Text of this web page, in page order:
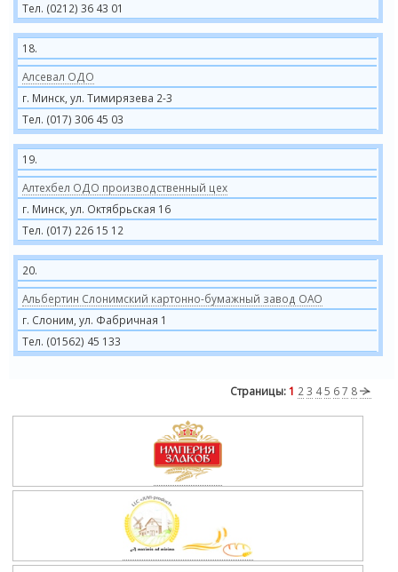
Тел. (0212) 36 43 01
18.
Алсевал ОДО
г. Минск, ул. Тимирязева 2-3
Тел. (017) 306 45 03
19.
Алтехбел ОДО производственный цех
г. Минск, ул. Октябрьская 16
Тел. (017) 226 15 12
20.
Альбертин Слонимский картонно-бумажный завод ОАО
г. Слоним, ул. Фабричная 1
Тел. (01562) 45 133
Страницы: 1 2 3 45 67 8